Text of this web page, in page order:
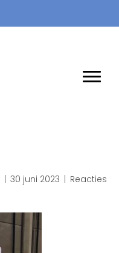
| 30 juni 2023 | Reacties